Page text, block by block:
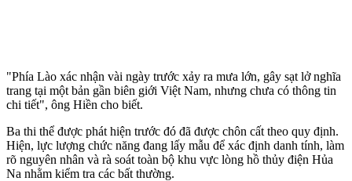
"Phía Lào xác nhận vài ngày trước xảy ra mưa lớn, gây sạt lở nghĩa
trang tại một bản gần biên giới Việt Nam, nhưng chưa có thông tin
chi tiết", ông Hiền cho biết.
Ba th‌i th‌ể được phát hiện trước đó đã được chôn cất theo quy định.
Hiện, lực lượng chức năng đang lấy mẫu để xác định danh tính, làm
rõ nguyên nhân và rà soát toàn bộ khu vực lòng hồ thủy điện Hủa
Na nhằm kiểm tra các bất thường.